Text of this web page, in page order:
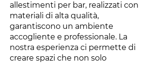
allestimenti per bar, realizzati con
materiali di alta qualità,
garantiscono un ambiente
accogliente e professionale. La
nostra esperienza ci permette di
creare spazi che non solo